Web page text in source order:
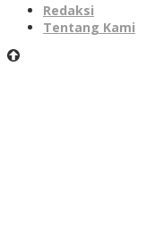
Redaksi
Tentang Kami